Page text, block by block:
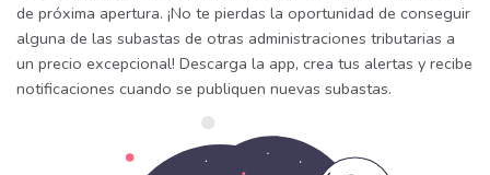
de próxima apertura. ¡No te pierdas la oportunidad de conseguir
alguna de las subastas de otras administraciones tributarias a
un precio excepcional! Descarga la app, crea tus alertas y recibe
notificaciones cuando se publiquen nuevas subastas.